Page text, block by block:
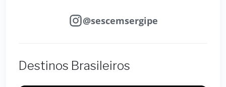
@sescemsergipe
Destinos Brasileiros